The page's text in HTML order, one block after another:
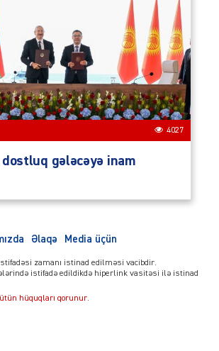
4027
dostluq gələcəyə inam
Əlaqə Media üçün
zamanı istinad edilməsi vacibdir.
istifadə edildikdə hiperlink vasitəsi ilə istinad
hüquqları qorunur.